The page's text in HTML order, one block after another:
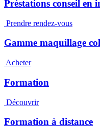
Préstations conseil en
Prendre rendez-vous
Gamme maquillage
Acheter
Formation
Découvrir
Formation à distance